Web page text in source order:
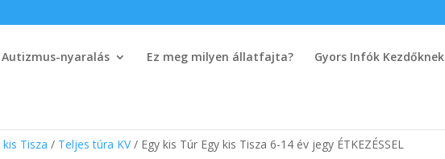
Autizmus-nyaralás Ez meg milyen állatfajta? Gyors Infók Kezdőknek
Tisza / Teljes túra KV/ Egy kis Túr Egy kis Tisza 6-14 év jegy ÉTKEZÉSSEL